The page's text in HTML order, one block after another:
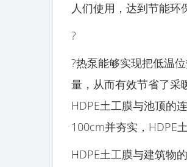
人们使用，达到节能环
?
?热泵能够实现把低温
量，从而有效节省了采
HDPE土工膜与池顶的
100cm并夯实，HDPE
HDPE土工膜与建筑物